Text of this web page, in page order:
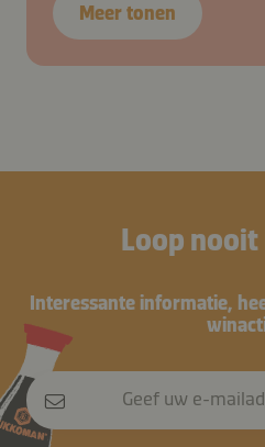
Meer tonen
Loop
Interessante informatie,
Geef uw e-